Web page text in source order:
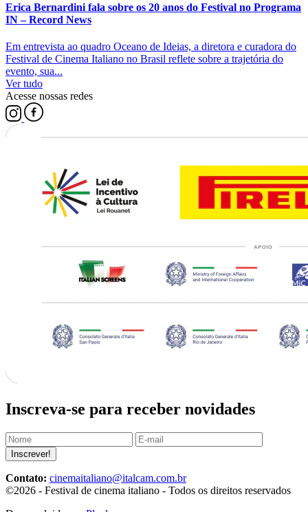
Erica Bernardini fala sobre os 20 anos do Festival no Programa
IN – Record News
Em entrevista ao quadro Oceano de Ideias, a diretora e curadora do
Festival de Cinema Italiano no Brasil reflete sobre a trajetória do
evento, sua...
Ver tudo
Acesse nossas redes
Inscreva-se para receber novidades
Inscrever!
Contato: cinemaitaliano@italcam.com.br
©2026 - Festival de cinema italiano - Todos os direitos reservados